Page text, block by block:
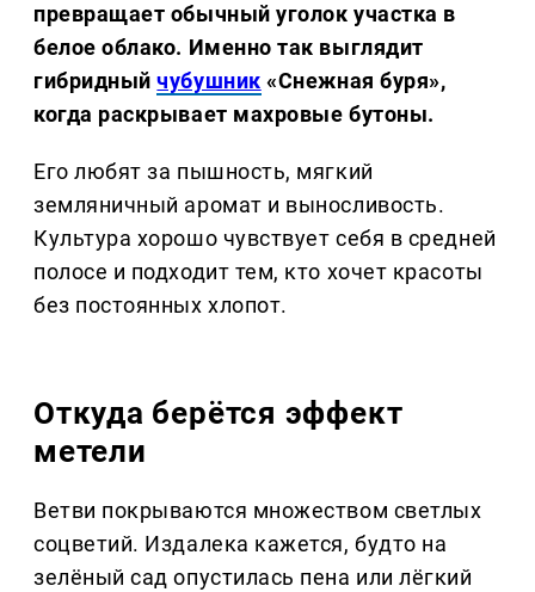
превращает обычный уголок участка в
белое облако. Именно так выглядит
гибридныйчубушник «Снежная буря»,
когда раскрывает махровые бутоны.
Его любят за пышность, мягкий
земляничный аромат и выносливость.
Культура хорошо чувствует себя в средней
полосе и подходит тем, кто хочет красоты
без постоянных хлопот.
Откуда берётся эффект
метели
Ветви покрываются множеством светлых
соцветий. Издалека кажется, будто на
зелёный сад опустилась пена или лёгкий